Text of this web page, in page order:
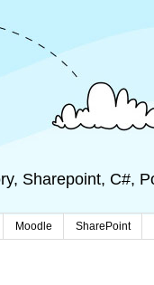
Sharepoint, C#,
Moodle SharePoint